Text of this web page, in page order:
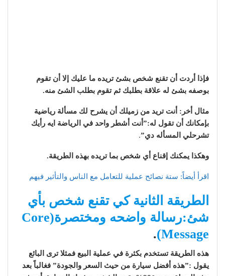
فإذا أردت أن تقنع شخص بشئ تريده ما عليك إلا أن تقوم
بوصفه بشئ له علاقة بطلبك ثم تقوم بطلب الشئ منه.
مثال أخر: أنت تريد من زميلك أن يشرح لك مسألة رياضية
بإمكانك أن تقول له:”أنت أشطر واحد في الرياضة ايه رأيك
تشرحلي المسأله دي”.
وهكذا يمكنك إقناع أي شخص بما تريده بهذه الطريقة.
اقرأ أيضاً: ستة نصائح عملية للتعامل مع الناس والتأثير فيهم
الطريقة الثانية كي تقنع شخص بأي
شئ:رسالة واضحه ومختصرة(Core
Message)
.
هذه الطريقة تستخدم بكثرة في عملية البيع فمثلا ترى البائع
يقول :”هذه أفضل سيارة من حيث السعر والجودة” فغالباً بعد